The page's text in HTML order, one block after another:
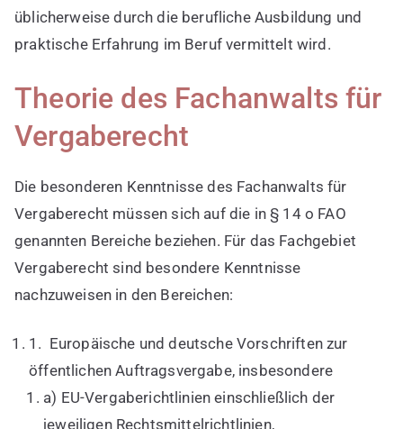
üblicherweise durch die berufliche Ausbildung und
praktische Erfahrung im Beruf vermittelt wird.
Theorie des Fachanwalts für
Vergaberecht
Die besonderen Kenntnisse des Fachanwalts für
Vergaberecht müssen sich auf die in § 14 o FAO
genannten Bereiche beziehen. Für das Fachgebiet
Vergaberecht sind besondere Kenntnisse
nachzuweisen in den Bereichen:
1. Europäische und deutsche Vorschriften zur
öffentlichen Auftragsvergabe, insbesondere
a) EU-Vergaberichtlinien einschließlich der
jeweiligen Rechtsmittelrichtlinien,